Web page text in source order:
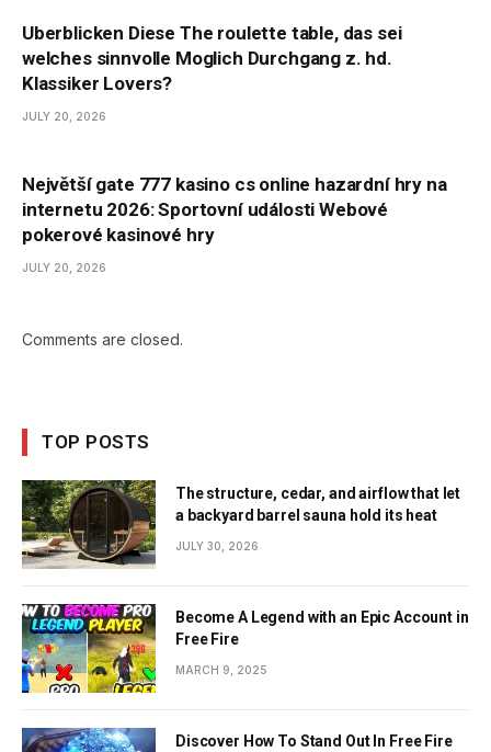
Uberblicken Diese The roulette table, das sei
welches sinnvolle Moglich Durchgang z. hd.
Klassiker Lovers?
JULY 20, 2026
Největší gate 777 kasino cs online hazardní hry na
internetu 2026: Sportovní události Webové
pokerové kasinové hry
JULY 20, 2026
Comments are closed.
TOP POSTS
The structure, cedar, and airflow that let
a backyard barrel sauna hold its heat
JULY 30, 2026
Become A Legend with an Epic Account in
Free Fire
MARCH 9, 2025
Discover How To Stand Out In Free Fire